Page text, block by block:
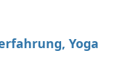
Yoga